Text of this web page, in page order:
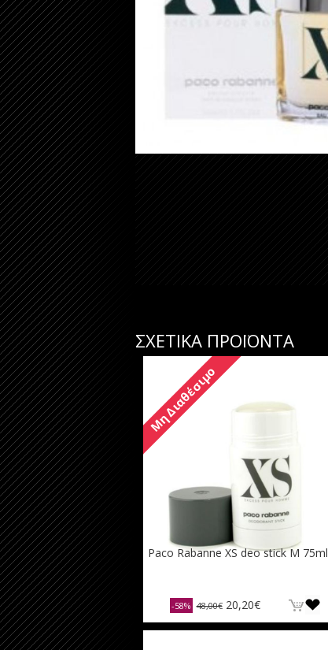
ΣΧΕΤΙΚΑ ΠΡΟΪΟΝΤΑ
Μη Διαθέσιμο
Paco Rabanne XS deo stick M 75ml
-58% 48,00€ 20,20€